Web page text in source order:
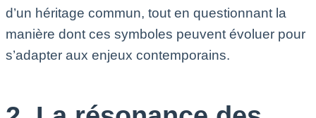
d’un héritage commun, tout en questionnant la
manière dont ces symboles peuvent évoluer pour
s’adapter aux enjeux contemporains.